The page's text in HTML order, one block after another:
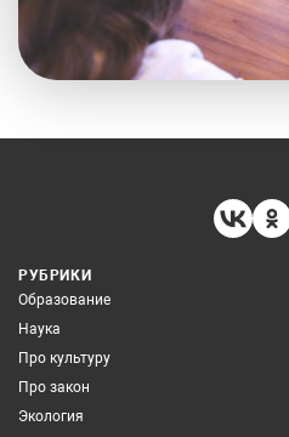
РУБРИКИ
Образование
Наука
Про культуру
Про закон
Экология